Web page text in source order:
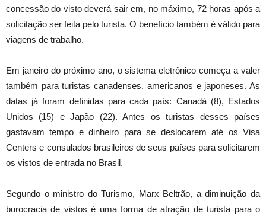
concessão do visto deverá sair em, no máximo, 72 horas após a
solicitação ser feita pelo turista. O benefício também é válido para
viagens de trabalho.
Em janeiro do próximo ano, o sistema eletrônico começa a valer
também para turistas canadenses, americanos e japoneses. As
datas já foram definidas para cada país: Canadá (8), Estados
Unidos (15) e Japão (22). Antes os turistas desses países
gastavam tempo e dinheiro para se deslocarem até os Visa
Centers e consulados brasileiros de seus países para solicitarem
os vistos de entrada no Brasil.
Segundo o ministro do Turismo, Marx Beltrão, a diminuição da
burocracia de vistos é uma forma de atração de turista para o